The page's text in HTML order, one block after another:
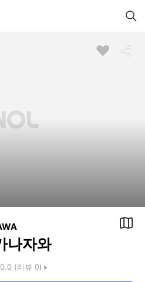
나자와
0.0 (리뷰 0)